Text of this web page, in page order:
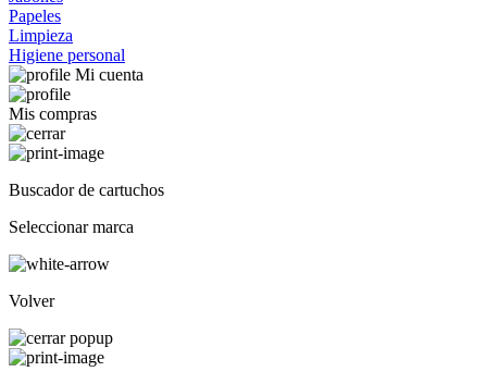
Papeles
Limpieza
Higiene personal
Mi cuenta
Mis compras
Buscador de cartuchos
Seleccionar marca
Volver